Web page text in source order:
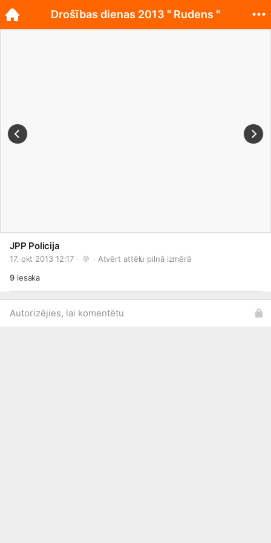
JPP Policija
17. okt 2013 12:17 · · Atvērt attēlu pilnā izmērā
9iesaka
Autorizējies, lai komentētu
Drošības dienas 2013 " Rudens "